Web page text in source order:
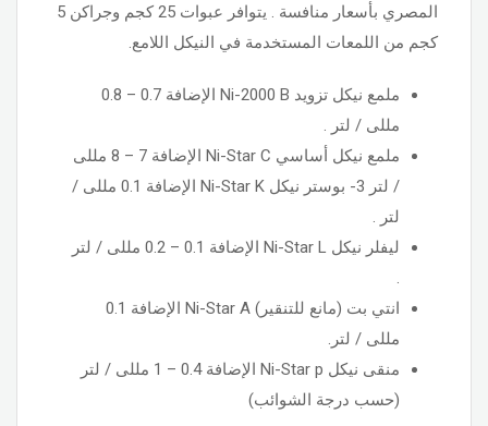
المصري بأسعار منافسة . يتوافر عبوات 25 كجم وجراكن 5
كجم من اللمعات المستخدمة في النيكل اللامع.
ملمع نيكل تزويد Ni-2000 B الإضافة 0.7 – 0.8
مللى / لتر .
ملمع نيكل أساسي Ni-Star C الإضافة 7 – 8 مللى
/ لتر 3- بوستر نيكل Ni-Star K الإضافة 0.1 مللى /
لتر .
ليفلر نيكل Ni-Star L الإضافة 0.1 – 0.2 مللى / لتر
.
انتي بت (مانع للتنقير) Ni-Star A الإضافة 0.1
مللى / لتر.
منقى نيكل Ni-Star p الإضافة 0.4 – 1 مللى / لتر
(حسب درجة الشوائب)